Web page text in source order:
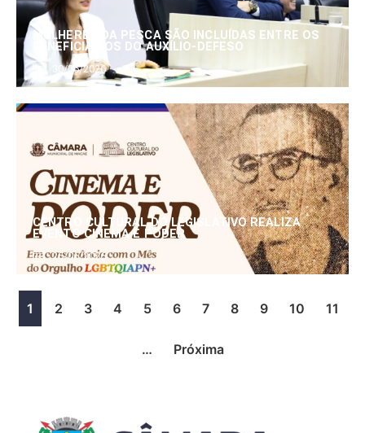
MULHERES DA PESCA SÃO INCLUÍDAS ENTRE OS
BENEFICIÁRIOS DO AUXÍLIO-DEFESO
30/06/2026
CENTRO CULTURAL DO LEGISLATIVO REALIZA
EVENTO CINEMA E PODER
25/06/2026
1 2 3 4 5 6 7 8 9 10 11
… Próxima